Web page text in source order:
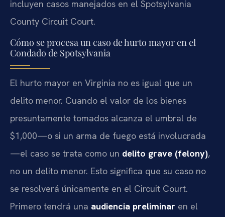
incluyen casos manejados en el Spotsylvania
County Circuit Court.
Cómo se procesa un caso de hurto mayor en el
Condado de Spotsylvania
El hurto mayor en Virginia no es igual que un
delito menor. Cuando el valor de los bienes
presuntamente tomados alcanza el umbral de
$1,000—o si un arma de fuego está involucrada
—el caso se trata como un delito grave (felony),
no un delito menor. Esto significa que su caso no
se resolverá únicamente en el Circuit Court.
Primero tendrá una audiencia preliminar en el